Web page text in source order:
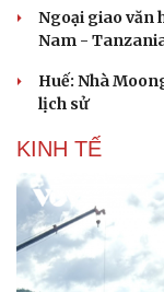
Ngoại giao văn
Nam -
Huế: Nhà
lịch sử
KINH TẾ